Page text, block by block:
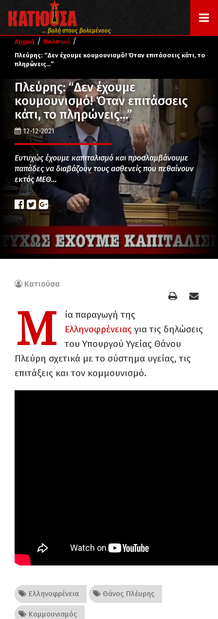
... βολή στους βολεμένους
Αρχική / Πολιτικά /
Πλεύρης: “Δεν έχουμε κουμουνισμό! Όταν επιτάσσεις κάτι, το
πληρώνεις…”
Πλεύρης: “Δεν έχουμε
κουμουνισμό! Όταν επιτάσσεις
κάτι, το πληρώνεις…”
12-12-2021
Ευτυχώς έχουμε καπιταλισμό και προσλαμβάνουμε
παπάδες να διαβάζουν τους ασθενείς που πεθαίνουν
εκτός ΜΕΘ…
Κατιούσα
Μ
ία παραγωγή της
Ελληνοφρένειας για τις δηλώσεις
του Υπουργού Υγείας Θάνου
Πλεύρη σχετικά με το σύστημα υγείας, τις
επιτάξεις και τον κομμουνισμό.
Ελληνοφρένεια Θάνος Πλέυρης
Κομμουνισμός